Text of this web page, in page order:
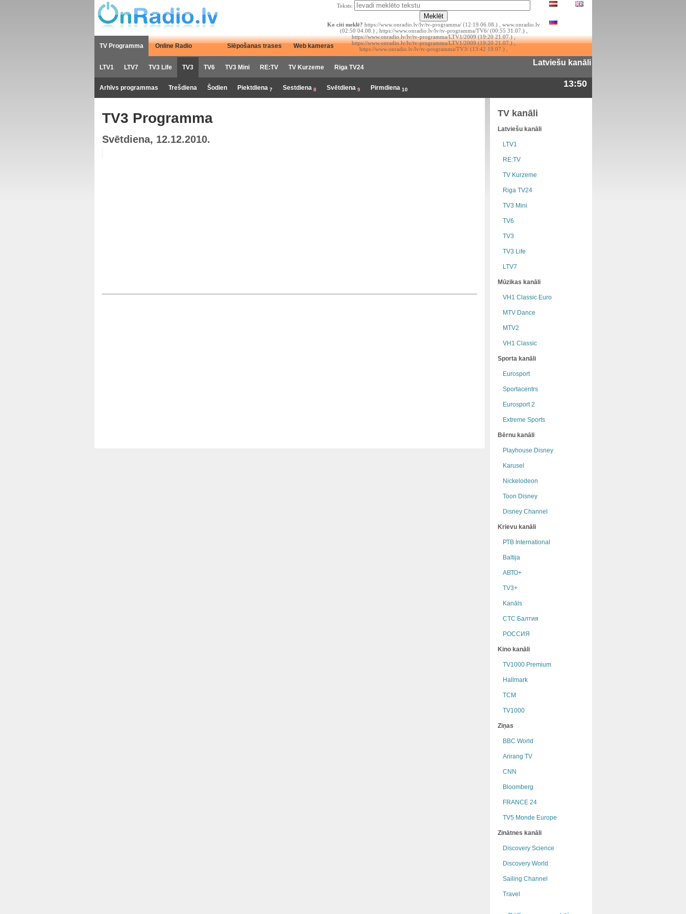
Teksts:
Ko citi meklē? https://www.onradio.lv/lv/tv-programma/ (12:19 06.08.) , www.onradio.lv
(02:50 04.08.) , https://www.onradio.lv/lv/tv-programma/TV6/ (00:55 31.07.) ,
https://www.onradio.lv/lv/tv-programma/LTV1/2009 (19:20 21.07.) ,
https://www.onradio.lv/lv/tv-programma/LTV1/2009 (19:20 21.07.) ,
https://www.onradio.lv/lv/tv-programma/TV3/ (13:42 19.07.) ,
TV Programma Online Radio Slēpošanas trases Web kameras
LTV1 LTV7 TV3 Life TV3 TV6 TV3 Mini RE:TV TV Kurzeme Riga TV24
Latviešu kanāli
Arhīvs programmas Trešdiena Šodien Piektdiena 7 Sestdiena 8 Svētdiena 9 Pirmdiena 10
13:50
TV3 Programma
Svētdiena, 12.12.2010.
TV kanāli
Latviešu kanāli
LTV1
RE:TV
TV Kurzeme
Riga TV24
TV3 Mini
TV6
TV3
TV3 Life
LTV7
Mūzikas kanāli
VH1 Classic Euro
MTV Dance
MTV2
VH1 Classic
Sporta kanāli
Eurosport
Sportacentrs
Eurosport 2
Extreme Sports
Bērnu kanāli
Playhouse Disney
Karusel
Nickelodeon
Toon Disney
Disney Channel
Krievu kanāli
РТB International
Baltija
АВТО+
TV3+
Kanāls
СТС Балтия
РОССИЯ
Kino kanāli
TV1000 Premium
Hallmark
TCM
TV1000
Ziņas
BBC World
Arirang TV
CNN
Bloomberg
FRANCE 24
TV5 Monde Europe
Zinātnes kanāli
Discovery Science
Discovery World
Sailing Channel
Travel